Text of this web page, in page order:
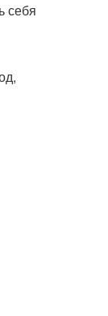
себя